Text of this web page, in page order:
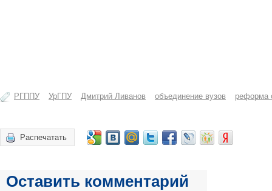
РГППУ УрГПУ Дмитрий Ливанов объединение вузов реформа
Распечатать
Оставить комментарий